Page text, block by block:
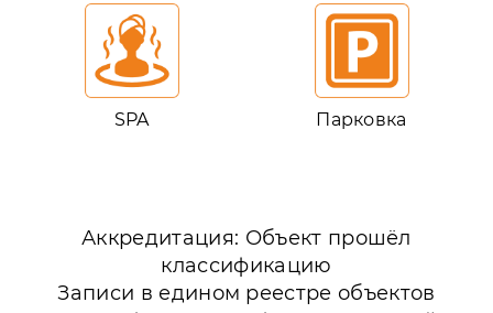
SPA Парковка
Аккредитация: Объект прошёл
классификацию
Записи в едином реестре объектов